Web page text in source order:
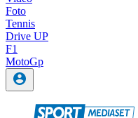
Foto
Tennis
Drive UP
F1
MotoGp